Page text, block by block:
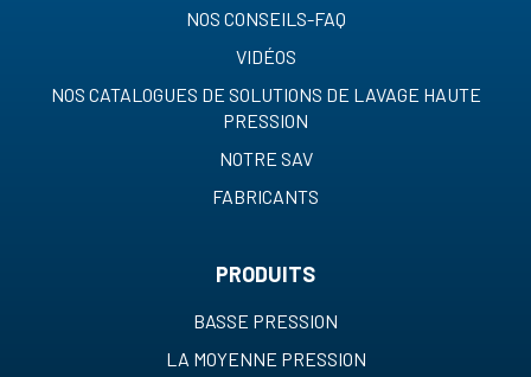
NOS CONSEILS-FAQ
VIDÉOS
NOS CATALOGUES DE SOLUTIONS DE LAVAGE HAUTE
PRESSION
NOTRE SAV
FABRICANTS
PRODUITS
BASSE PRESSION
LA MOYENNE PRESSION